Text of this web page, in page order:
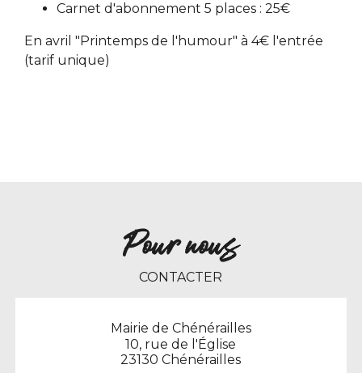
Carnet d'abonnement 5 places : 25€
En avril "Printemps de l'humour" à 4€ l'entrée
(tarif unique)
Pour nous
CONTACTER
Mairie de Chénérailles
10, rue de l'Église
23130 Chénérailles